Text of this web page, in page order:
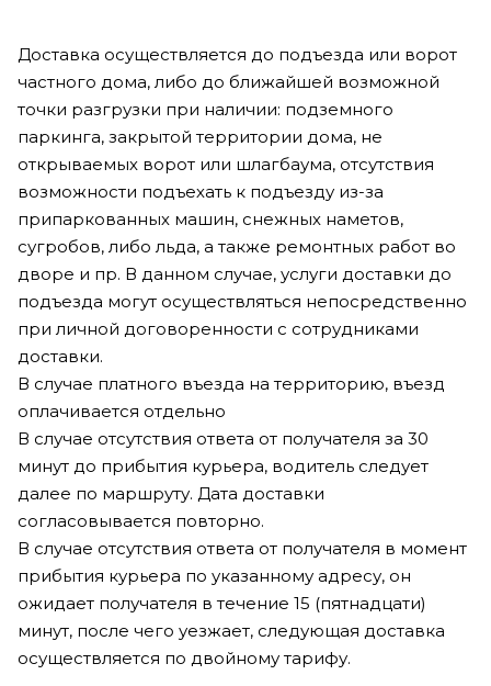
Доставка осуществляется до подъезда или ворот
частного дома, либо до ближайшей возможной
точки разгрузки при наличии: подземного
паркинга, закрытой территории дома, не
открываемых ворот или шлагбаума, отсутствия
возможности подъехать к подъезду из-за
припаркованных машин, снежных наметов,
сугробов, либо льда, а также ремонтных работ во
дворе и пр. В данном случае, услуги доставки до
подъезда могут осуществляться непосредственно
при личной договоренности с сотрудниками
доставки.
В случае платного въезда на территорию, въезд
оплачивается отдельно
В случае отсутствия ответа от получателя за 30
минут до прибытия курьера, водитель следует
далее по маршруту. Дата доставки
согласовывается повторно.
В случае отсутствия ответа от получателя в момент
прибытия курьера по указанному адресу, он
ожидает получателя в течение 15 (пятнадцати)
минут, после чего уезжает, следующая доставка
осуществляется по двойному тарифу.